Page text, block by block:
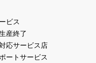
ビス
産終了
応サービス店
ートサービス